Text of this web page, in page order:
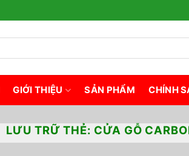
GIỚI THIỆU SẢN PHẨM CHÍNH
LƯU TRỮ THẺ: CỬA GỖ